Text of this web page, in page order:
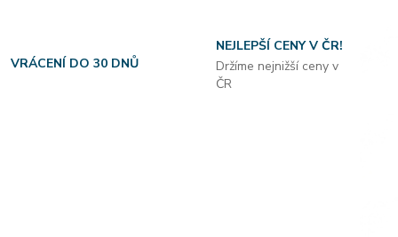
VRÁCENÍ DO 30 DNŮ
NEJLEPŠÍ CENY V ČR!
Držíme nejnižší ceny v
ČR